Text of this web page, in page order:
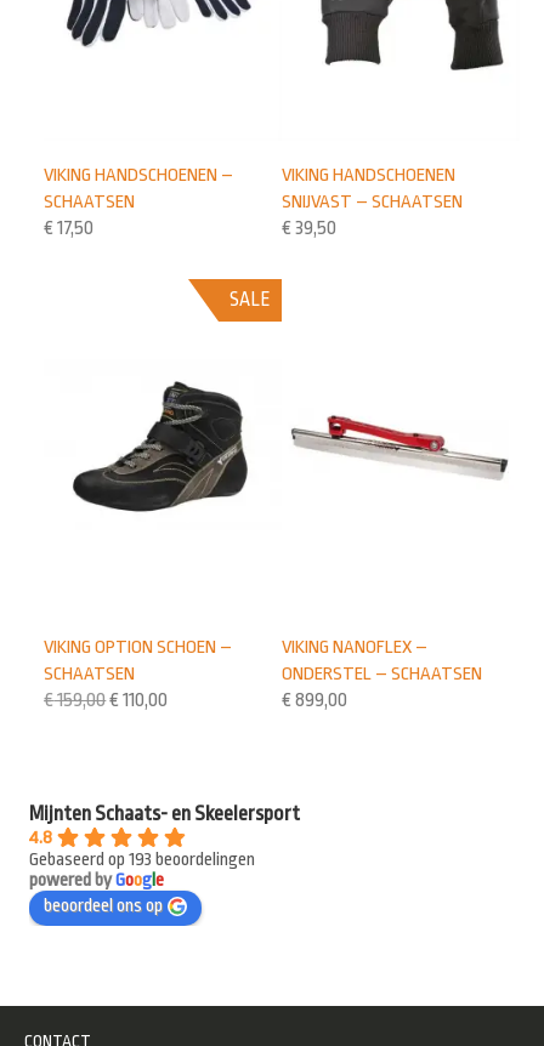
VIKING HANDSCHOENEN
SNIJVAST – SCHAATSEN
€ 39,50
VIKING HANDSCHOENEN –
SCHAATSEN
€ 17,50
VIKING NANOFLEX –
ONDERSTEL – SCHAATSEN
€ 899,00
SALE
VIKING OPTION SCHOEN –
SCHAATSEN
€159,00€ 110,00
Mijnten Schaats- en Skeelersport
4.8
Gebaseerd op 193 beoordelingen
powered byGooge
beoordeel ons op
CONTACT